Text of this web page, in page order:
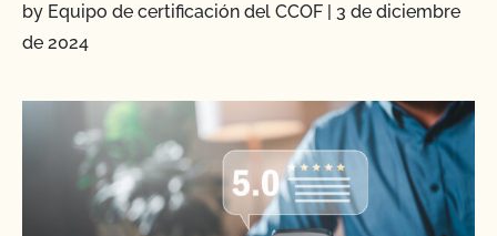
by Equipo de certificación del CCOF | 3 de diciembre
de 2024